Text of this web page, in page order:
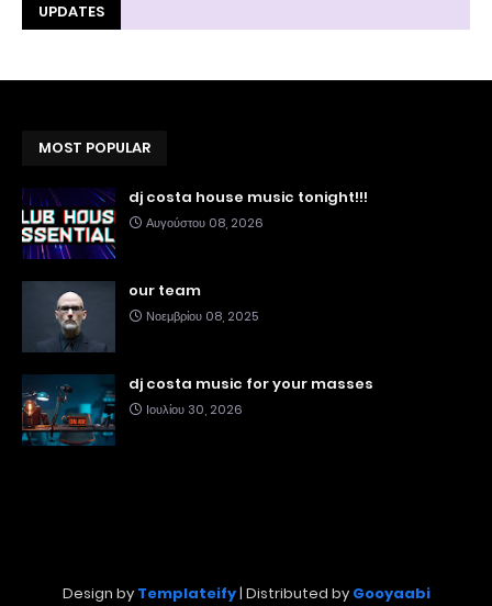
UPDATES
MOST POPULAR
dj costa house music tonight!!!
Αυγούστου 08, 2026
our team
Νοεμβρίου 08, 2025
dj costa music for your masses
Ιουλίου 30, 2026
Design by Templateify| Distributed by Gooyaabi